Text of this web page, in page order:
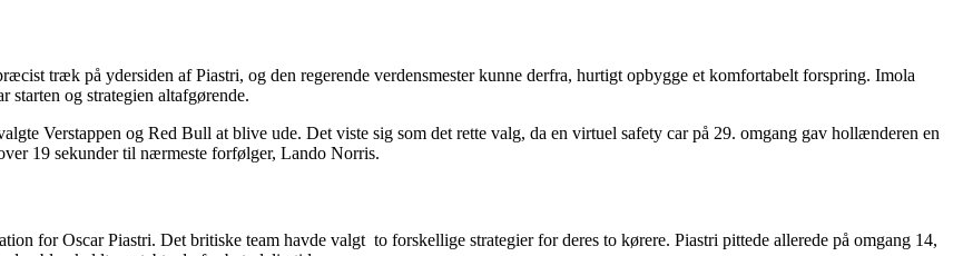
træk på ydersiden af Piastri, og den regerende verdensmester kunne derfra, hurtigt opbygge et komfortabelt forspring. Imola
starten og strategien altafgørende.
Verstappen og Red Bull at blive ude. Det viste sig som det rette valg, da en virtuel safety car på 29. omgang gav hollænderen en
19 sekunder til nærmeste forfølger, Lando Norris.
for Oscar Piastri. Det britiske team havde valgt to forskellige strategier for deres to kørere. Piastri pittede allerede på omgang 14,